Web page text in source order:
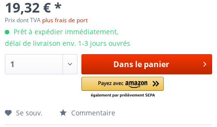
19,32 € *
Prix dont TVA plus frais de port
Prêt à expédier immédiatement,
délai de livraison env. 1-3 jours ouvrés
Dans le panier
Se souv. Commentaire